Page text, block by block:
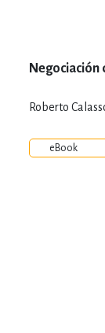
Roberto
eBook